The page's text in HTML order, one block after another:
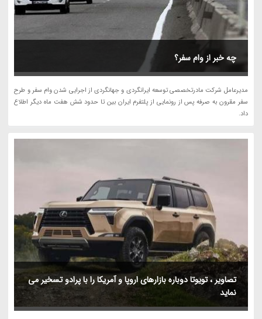
چه خبر از وام سفر؟
مدیرعامل شرکت مادرتخصصی توسعه ایرانگردی و جهانگردی از اجرایی شدن وام سفر و طرح
سفر مقرون به صرفه پس از رونمایی از پلتفرم ایران بین تا حدود شش هفت ماه دیگر اطلاع
داد.
تصاویر ، تویوتا دوباره بازارهای اروپا و آمریکا را با پرادو تسخیر می
نماید